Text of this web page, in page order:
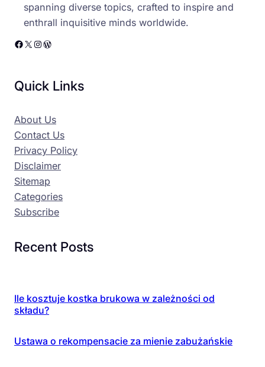
spanning diverse topics, crafted to inspire and
enthrall inquisitive minds worldwide.
Facebook X Instagram WordPress
Quick Links
About Us
Contact Us
Privacy Policy
Disclaimer
Sitemap
Categories
Subscribe
Recent Posts
Ile kosztuje kostka brukowa w zależności od
składu?
Ustawa o rekompensacie za mienie zabużańskie